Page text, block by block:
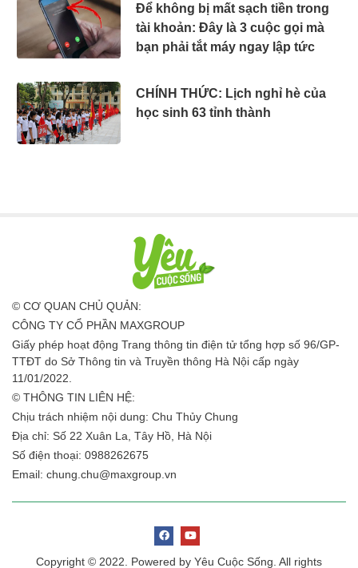
Để không bị mất sạch tiền trong
tài khoản: Đây là 3 cuộc gọi mà
bạn phải tắt máy ngay lập tức
CHÍNH THỨC: Lịch nghỉ hè của
học sinh 63 tỉnh thành
© CƠ QUAN CHỦ QUẢN:
CÔNG TY CỔ PHẦN MAXGROUP
Giấy phép hoạt động Trang thông tin điện tử tổng hợp số 96/GP-
TTĐT do Sở Thông tin và Truyền thông Hà Nội cấp ngày
11/01/2022.
© THÔNG TIN LIÊN HỆ:
Chịu trách nhiệm nội dung: Chu Thủy Chung
Địa chỉ: Số 22 Xuân La, Tây Hồ, Hà Nội
Số điện thoại: 0988262675
Email: chung.chu@maxgroup.vn
Copyright © 2022. Powered by Yêu Cuộc Sống. All rights